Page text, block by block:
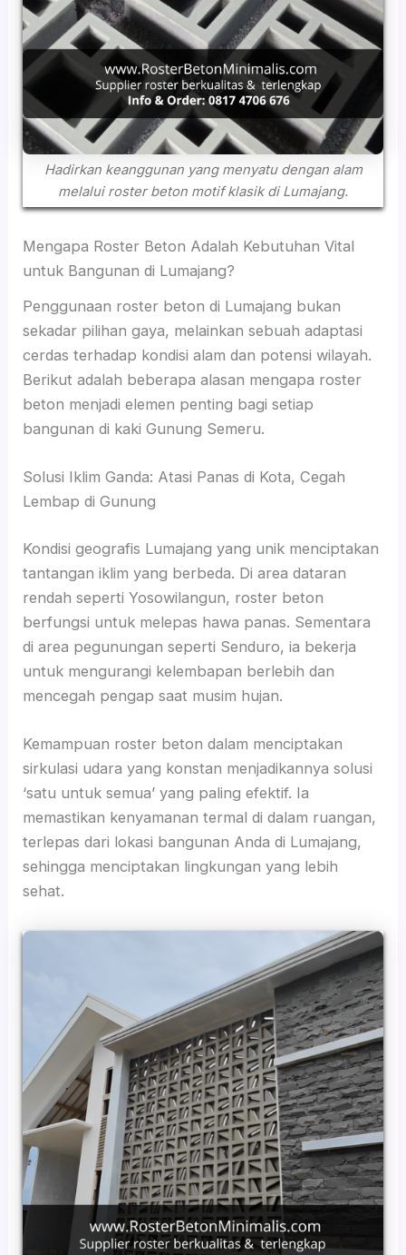
Hadirkan keanggunan yang menyatu dengan alam
melalui roster beton motif klasik di Lumajang.
Mengapa Roster Beton Adalah Kebutuhan Vital
untuk Bangunan di Lumajang?
Penggunaan roster beton di Lumajang bukan
sekadar pilihan gaya, melainkan sebuah adaptasi
cerdas terhadap kondisi alam dan potensi wilayah.
Berikut adalah beberapa alasan mengapa roster
beton menjadi elemen penting bagi setiap
bangunan di kaki Gunung Semeru.
Solusi Iklim Ganda: Atasi Panas di Kota, Cegah
Lembap di Gunung
Kondisi geografis Lumajang yang unik menciptakan
tantangan iklim yang berbeda. Di area dataran
rendah seperti Yosowilangun, roster beton
berfungsi untuk melepas hawa panas. Sementara
di area pegunungan seperti Senduro, ia bekerja
untuk mengurangi kelembapan berlebih dan
mencegah pengap saat musim hujan.
Kemampuan roster beton dalam menciptakan
sirkulasi udara yang konstan menjadikannya solusi
‘satu untuk semua’ yang paling efektif. Ia
memastikan kenyamanan termal di dalam ruangan,
terlepas dari lokasi bangunan Anda di Lumajang,
sehingga menciptakan lingkungan yang lebih
sehat.